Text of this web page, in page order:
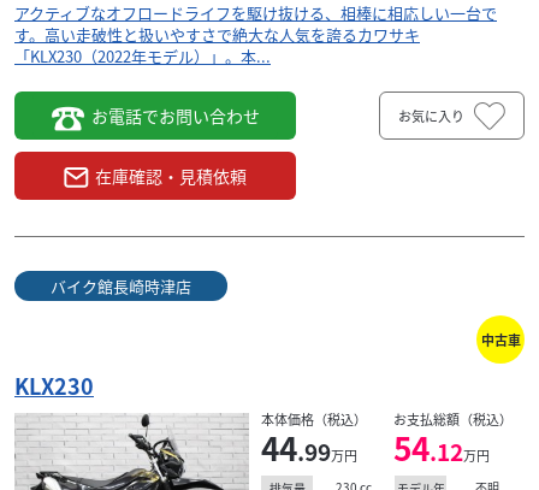
アクティブなオフロードライフを駆け抜ける、相棒に相応しい一台で
す。高い走破性と扱いやすさで絶大な人気を誇るカワサキ
「KLX230（2022年モデル）」。本...
お電話でお問い合わせ
在庫確認・見積依頼
お気に入り
バイク館長崎時津店
中古車
KLX230
本体価格（税込）
44.99万円
お支払総額（税込）
54.12万円